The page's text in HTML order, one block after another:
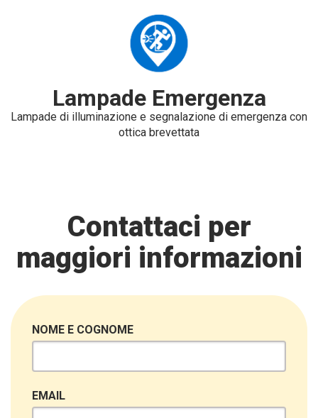
Lampade Emergenza
Lampade di illuminazione e segnalazione di emergenza con
ottica brevettata
Contattaci per
maggiori informazioni
NOME E COGNOME
EMAIL